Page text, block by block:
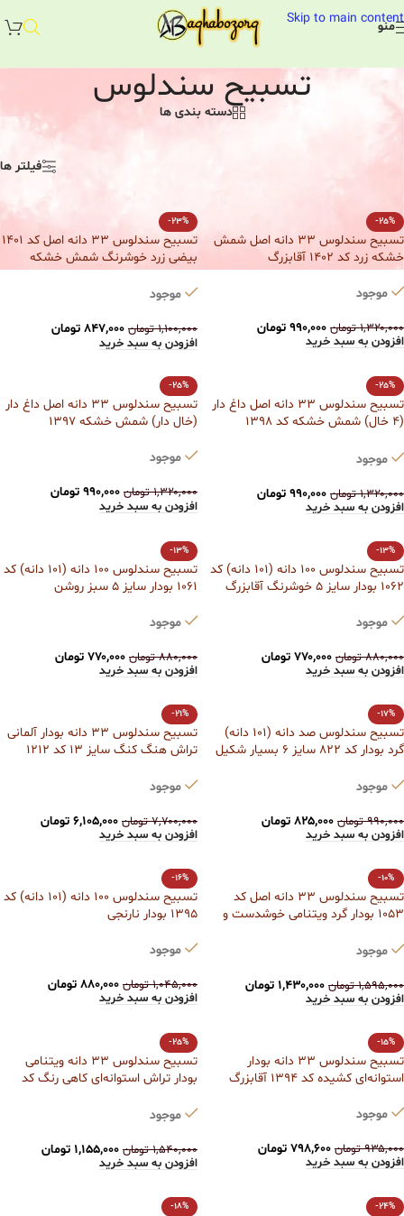
Skip to main content
منو
تسبیح سندلوس
دسته بندی ها
فیلتر ها
-25%
تسبیح سندلوس 33 دانه اصل شمش
خشکه زرد کد 1402 آقابزرگ
موجود
۱,۳۲۰,۰۰۰ تومان ۹۹۰,۰۰۰ تومان
افزودن به سبد خرید
-23%
تسبیح سندلوس 33 دانه اصل کد 1401
بیضی زرد خوشرنگ شمش خشکه
آقابزرگ
موجود
۱,۱۰۰,۰۰۰ تومان ۸۴۷,۰۰۰ تومان
افزودن به سبد خرید
-25%
تسبیح سندلوس 33 دانه اصل داغ دار
(4 خال) شمش خشکه کد 1398
موجود
۱,۳۲۰,۰۰۰ تومان ۹۹۰,۰۰۰ تومان
افزودن به سبد خرید
-25%
تسبیح سندلوس 33 دانه اصل داغ دار
(خال دار) شمش خشکه 1397
موجود
۱,۳۲۰,۰۰۰ تومان ۹۹۰,۰۰۰ تومان
افزودن به سبد خرید
-13%
تسبیح سندلوس 100 دانه (101 دانه) کد
1062 بودار سایز 5 خوشرنگ آقابزرگ
موجود
۸۸۰,۰۰۰ تومان ۷۷۰,۰۰۰ تومان
افزودن به سبد خرید
-13%
تسبیح سندلوس 100 دانه (101 دانه) کد
1061 بودار سایز 5 سبز روشن
موجود
۸۸۰,۰۰۰ تومان ۷۷۰,۰۰۰ تومان
افزودن به سبد خرید
-17%
تسبیح سندلوس صد دانه (101 دانه)
گرد بودار کد 822 سایز 6 بسیار شکیل
موجود
۹۹۰,۰۰۰ تومان ۸۲۵,۰۰۰ تومان
افزودن به سبد خرید
-21%
تسبیح سندلوس 33 دانه بودار آلمانی
تراش هنگ کنگ سایز 13 کد 1212
موجود
۷,۷۰۰,۰۰۰ تومان ۶,۱۰۵,۰۰۰ تومان
افزودن به سبد خرید
-10%
تسبیح سندلوس 33 دانه اصل کد
1053 بودار گرد ویتنامی خوشدست و
موجود
۱,۵۹۵,۰۰۰ تومان ۱,۴۳۰,۰۰۰ تومان
افزودن به سبد خرید
-16%
تسبیح سندلوس 100 دانه (101 دانه) کد
1395 بودار نارنجی
موجود
۱,۰۴۵,۰۰۰ تومان ۸۸۰,۰۰۰ تومان
افزودن به سبد خرید
-15%
تسبیح سندلوس 33 دانه بودار
استوانه‌ای کشیده کد 1394 آقابزرگ
موجود
۹۳۵,۰۰۰ تومان ۷۹۸,۶۰۰ تومان
افزودن به سبد خرید
-25%
تسبیح سندلوس 33 دانه ویتنامی
بودار تراش استوانه‌ای کاهی رنگ کد
موجود
۱,۵۴۰,۰۰۰ تومان ۱,۱۵۵,۰۰۰ تومان
افزودن به سبد خرید
-24%
-18%